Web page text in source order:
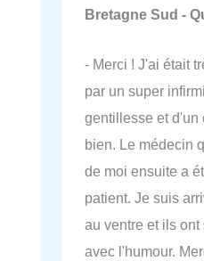
Bretagne Sud -
- Merci ! J'ai était
par un super
gentillesse et d'un
bien. Le médecin
de moi ensuite a
patient. Je suis
au ventre et ils ont
avec l'humour.